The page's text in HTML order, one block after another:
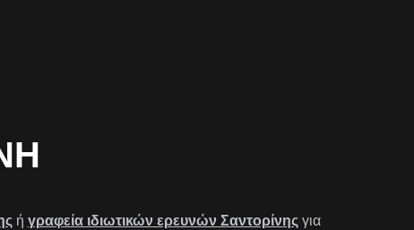
ή γραφεία ιδιωτικών ερευνών Σαντορίνηςγια